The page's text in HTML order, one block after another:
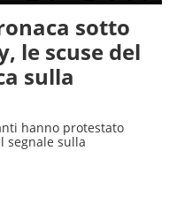
sotto
le scuse del
sulla
hanno protestato
segnale sulla